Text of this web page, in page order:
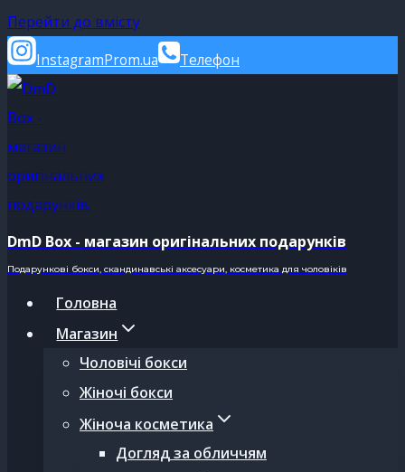
Перейти до вмісту
InstagramProm.ua Телефон
DmD Box - магазин оригінальних подарунків
Подарункові бокси, скандинавські аксесуари, косметика для чоловіків
Головна
Магазин
Чоловічі бокси
Жіночі бокси
Жіноча косметика
Догляд за обличчям